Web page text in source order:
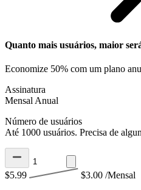
Quanto mais usuários, maior
Economize 50% com um plano
Assinatura
Mensal Anual
Número de usuários
Até 1000 usuários. Precisa de
$5.99 $3.00 /Mensal